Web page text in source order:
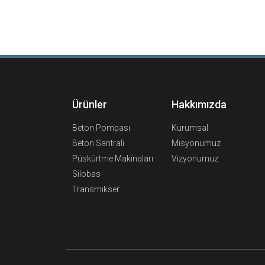
Ürünler
Beton Pompası
Beton Santrali
Püskürtme Makinaları
Silobas
Transmikser
Hakkımızda
Kurumsal
Misyonumuz
Vizyonumuz